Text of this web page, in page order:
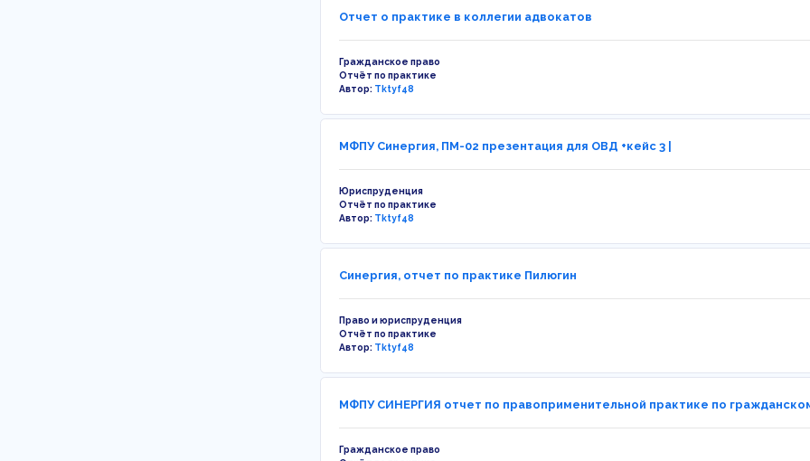
Отчет о практике в коллегии адвокатов
Гражданское право
Отчёт по практике
Автор: Tktyf48
МФПУ Синергия, ПМ-02 презентация для ОВД +кейс 3 |
Юриспруденция
Отчёт по практике
Автор: Tktyf48
Синергия, отчет по практике Пилюгин
Право и юриспруденция
Отчёт по практике
Автор: Tktyf48
МФПУ СИНЕРГИЯ отчет по правоприменительной практике по
Гражданское право